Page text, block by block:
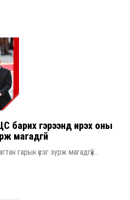
барих гэрээнд ирэх оны
магадгүй
гарын үсэг зурж магадгүй...